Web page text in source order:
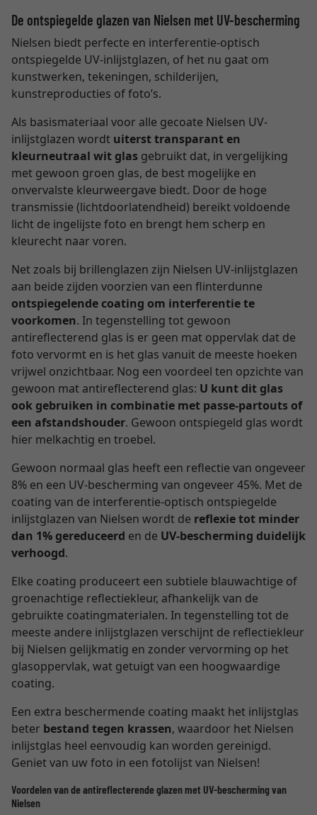
De ontspiegelde glazen van Nielsen met UV-bescherming
Nielsen biedt perfecte en interferentie-optisch
ontspiegelde UV-inlijstglazen, of het nu gaat om
kunstwerken, tekeningen, schilderijen,
kunstreproducties of foto’s.
Als basismateriaal voor alle gecoate Nielsen UV-
inlijstglazen wordt uiterst transparant en
kleurneutraal wit glas gebruikt dat, in vergelijking
met gewoon groen glas, de best mogelijke en
onvervalste kleurweergave biedt. Door de hoge
transmissie (lichtdoorlatendheid) bereikt voldoende
licht de ingelijste foto en brengt hem scherp en
kleurecht naar voren.
Net zoals bij brillenglazen zijn Nielsen UV-inlijstglazen
aan beide zijden voorzien van een flinterdunne
ontspiegelende coating om interferentie te
voorkomen. In tegenstelling tot gewoon
antireflecterend glas is er geen mat oppervlak dat de
foto vervormt en is het glas vanuit de meeste hoeken
vrijwel onzichtbaar. Nog een voordeel ten opzichte van
gewoon mat antireflecterend glas: U kunt dit glas
ook gebruiken in combinatie met passe-partouts of
een afstandshouder. Gewoon ontspiegeld glas wordt
hier melkachtig en troebel.
Gewoon normaal glas heeft een reflectie van ongeveer
8% en een UV-bescherming van ongeveer 45%. Met de
coating van de interferentie-optisch ontspiegelde
inlijstglazen van Nielsen wordt de reflexie tot minder
dan 1% gereduceerd en de UV-bescherming duidelijk
verhoogd.
Elke coating produceert een subtiele blauwachtige of
groenachtige reflectiekleur, afhankelijk van de
gebruikte coatingmaterialen. In tegenstelling tot de
meeste andere inlijstglazen verschijnt de reflectiekleur
bij Nielsen gelijkmatig en zonder vervorming op het
glasoppervlak, wat getuigt van een hoogwaardige
coating.
Een extra beschermende coating maakt het inlijstglas
beter bestand tegen krassen, waardoor het Nielsen
inlijstglas heel eenvoudig kan worden gereinigd.
Geniet van uw foto in een fotolijst van Nielsen!
Voordelen van de antireflecterende glazen met UV-bescherming van
Nielsen